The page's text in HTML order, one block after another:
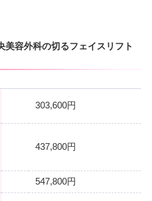
美容外科の切るフェイスリフト
303,600円
437,800円
547,800円